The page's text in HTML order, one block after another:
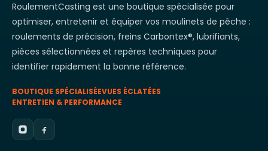
RoulementCasting est une boutique spécialisée pour
optimiser, entretenir et équiper vos moulinets de pêche :
roulements de précision, freins Carbontex®, lubrifiants,
pièces sélectionnées et repères techniques pour
identifier rapidement la bonne référence.
BOUTIQUE SPÉCIALISÉEVUES ÉCLATÉES
ENTRETIEN & PERFORMANCE